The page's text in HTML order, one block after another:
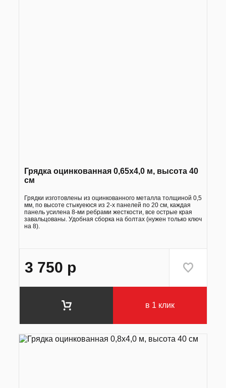
Грядка оцинкованная 0,65х4,0 м, высота 40
см
Грядки изготовлены из оцинкованного металла толщиной 0,5
мм, по высоте стыкуеюся из 2-х панелей по 20 см, каждая
панель усилена 8-ми ребрами жесткости, все острые края
завальцованы. Удобная сборка на болтах (нужен только ключ
на 8).
3 750 р
в 1 клик